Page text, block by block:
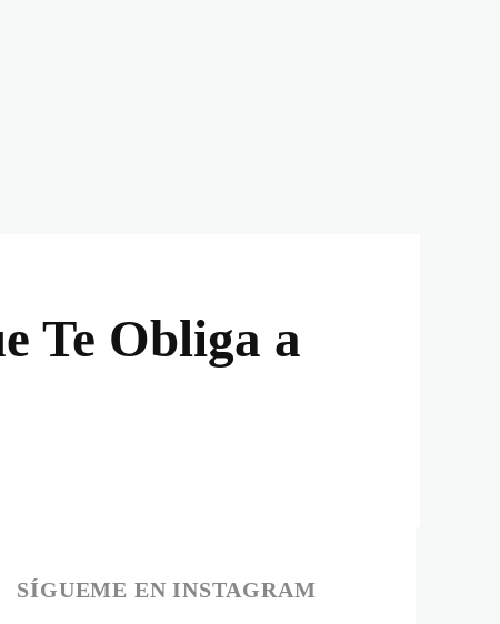
Te Obliga a
SÍGUEME EN INSTAGRAM